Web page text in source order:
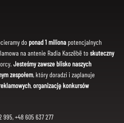
do ponad 1 miliona potencjalnych
na antenie Radia Kaszëbë toskuteczny
Jesteśmy zawsze blisko naszych
zespołem, który doradzi i zaplanuje
,organizację konkursów
995, +48 605 637 277